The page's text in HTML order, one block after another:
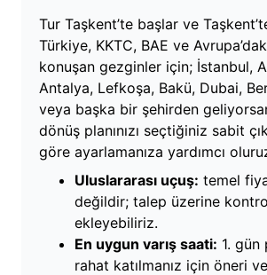
Tur Taşkent’te başlar ve
Türkiye, KKTC, BAE ve
konuşan gezginler için; İstanbul,
Antalya, Lefkoşa, Bakü, Dubai,
veya başka bir şehirden
dönüş planınızı seçtiğiniz sabit
göre ayarlamanıza yardımcı
Uluslararası uçuş: temel
değildir; talep üzerine
ekleyebiliriz.
En uygun varış saati: 1. gün
rahat katılmanız için öneri